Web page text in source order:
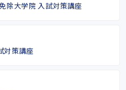
除大学院 入試対策講座
対策講座